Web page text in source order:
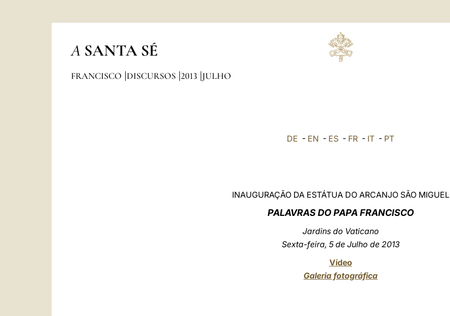
A SANTA SÉ
FRANCISCO DISCURSOS 2013 JULHO
DE - EN - ES - FR - IT - PT
INAUGURAÇÃO DA ESTÁTUA DO ARCANJO SÃO MIGUEL
PALAVRAS DO PAPA FRANCISCO
Jardins do Vaticano
Sexta-feira, 5 de Julho de 2013
Vídeo
Galeria fotográfica